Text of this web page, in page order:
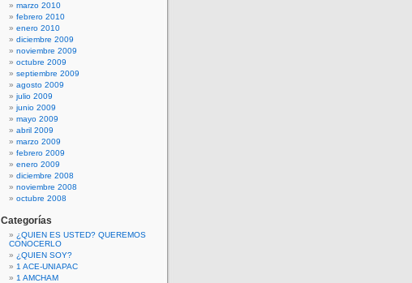
marzo 2010
febrero 2010
enero 2010
diciembre 2009
noviembre 2009
octubre 2009
septiembre 2009
agosto 2009
julio 2009
junio 2009
mayo 2009
abril 2009
marzo 2009
febrero 2009
enero 2009
diciembre 2008
noviembre 2008
octubre 2008
Categorías
¿QUIEN ES USTED? QUEREMOS
CONOCERLO
¿QUIEN SOY?
1 ACE-UNIAPAC
1 AMCHAM